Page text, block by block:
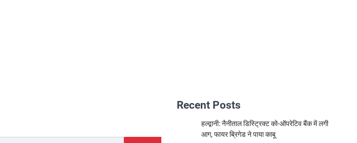
Recent Posts
हल्द्वानी: नैनीताल डिस्ट्रिक्ट को-ऑपरेटिव बैंक में लगी
आग, फायर ब्रिगेड ने पाया काबू